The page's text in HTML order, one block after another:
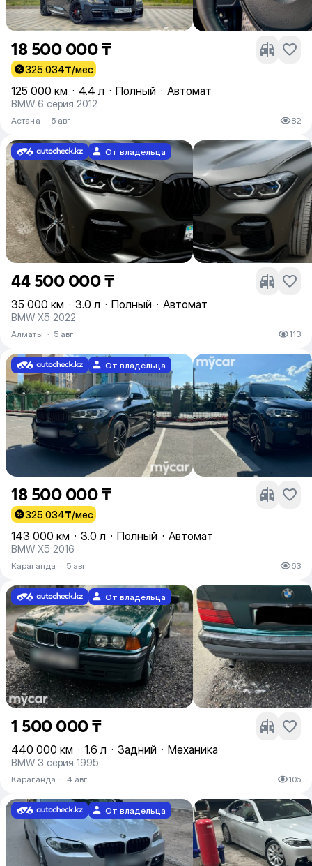
18 500 000 ₸
325 034₸/мес
125 000 км · 4.4 л · Полный · Автомат
BMW 6 серия 2012
Астана · 5 авг 82
От владельца
44 500 000 ₸
35 000 км · 3.0 л · Полный · Автомат
BMW X5 2022
Алматы · 5 авг 113
От владельца
18 500 000 ₸
325 034₸/мес
143 000 км · 3.0 л · Полный · Автомат
BMW X5 2016
Караганда · 5 авг 63
От владельца
1 500 000 ₸
440 000 км · 1.6 л · Задний · Механика
BMW 3 серия 1995
Караганда · 4 авг 105
От владельца